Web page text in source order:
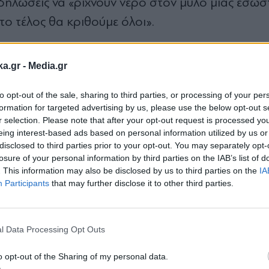
- Media.gr
opt-out of the sale, sharing to third parties, or processing of your
for targeted advertising by us, please use the below opt-out
selection. Please note that after your opt-out request is processed
interest-based ads based on personal information utilized by us
to third parties prior to your opt-out. You may separately
of your personal information by third parties on the IAB’s list of
This information may also be disclosed by us to third parties on the
Participants that may further disclose it to other third parties.
Data Processing Opt Outs
opt-out of the Sharing of my personal data.
τέλος θα κριθούμε όλοι».
να είμαστε πάρα πολύ προσεκτικοί με τις
ο Δένδιας
τοποθέτηση του υπουργού Εθνικής Άμυνας,
ακριβώς έναν χρόνο πριν από τις
θέσει προς συζήτηση το πώς η Ν∆ θα επανέλθει
στη θριαµβευτική νίκη του 2023.
εσωτερική διεργασία του
newsletter